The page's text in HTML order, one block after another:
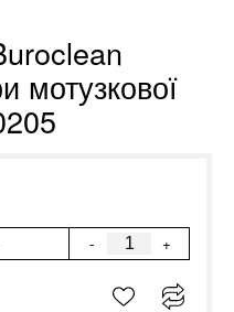
мотузкової
- +